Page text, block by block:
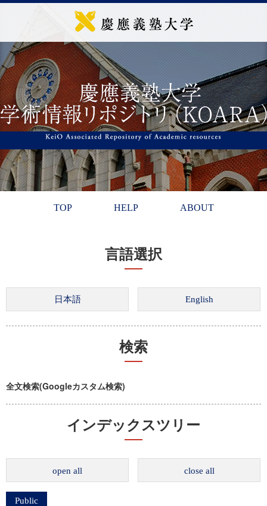
TOP HELP ABOUT
言語選択
検索
全文検索(Googleカスタム検索)
インデックスツリー
open all close all
Public